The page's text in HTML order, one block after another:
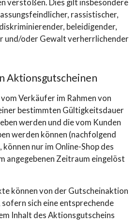
verstoßen. Dies gilt insbesondere
rassistischer,
beleidigender,
und/oder Gewalt verherrlichender
Aktionsgutscheinen
Verkäufer im Rahmen von
bestimmten Gültigkeitsdauer
werden und die vom Kunden
werden können (nachfolgend
nur im Online-Shop des
angegebenen Zeitraum eingelöst
können von der Gutscheinaktion
sofern sich eine entsprechende
Inhalt des Aktionsgutscheins